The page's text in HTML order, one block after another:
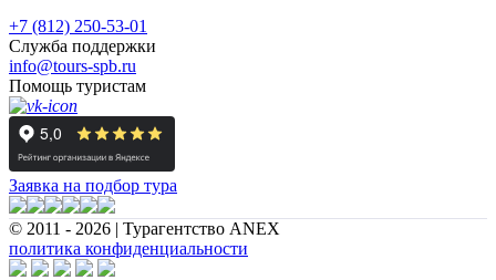
+7 (812) 250-53-01
Служба поддержки
info@tours-spb.ru
Помощь туристам
Заявка на подбор тура
© 2011 - 2026 | Турагентство ANEX
политика конфиденциальности